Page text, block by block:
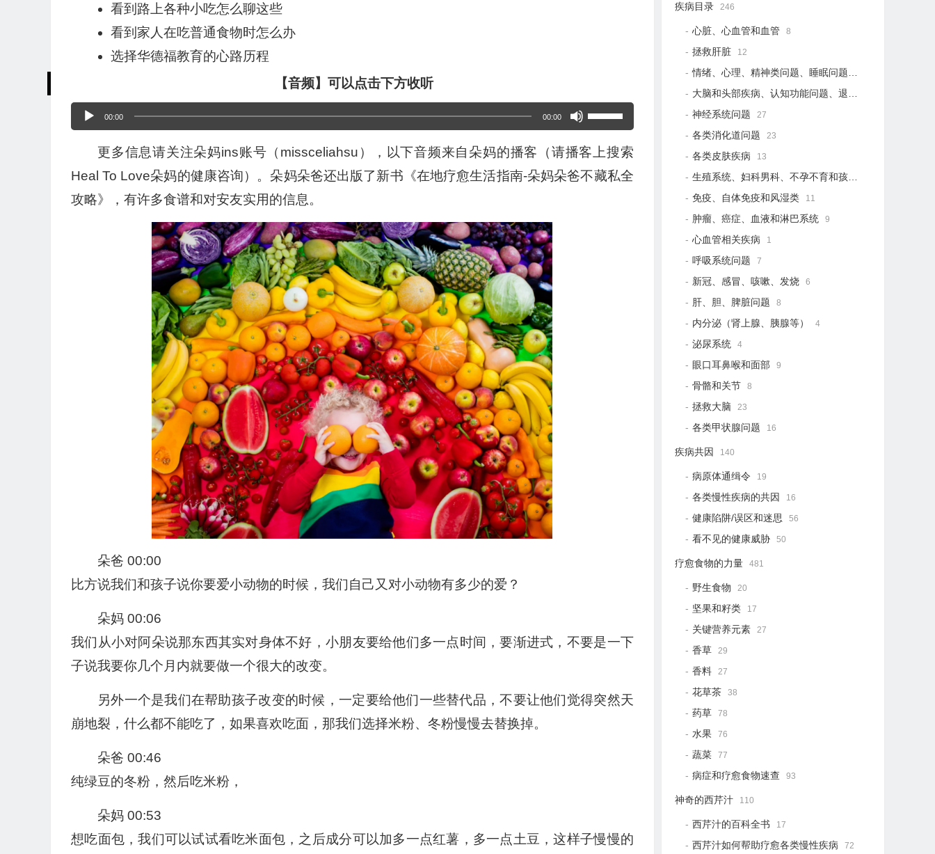
看到路上各种小吃怎么聊这些
看到家人在吃普通食物时怎么办
选择华德福教育的心路历程
【音频】可以点击下方收听
频
放
器
00:00 00:00
使
用
上
/
更多信息请关注朵妈ins账号（missceliahsu），以下音频来自朵妈的播客（请播客上搜索
Heal To Love朵妈的健康咨询）。朵妈朵爸还出版了新书《在地疗愈生活指南-朵妈朵爸不藏私全
攻略》，有许多食谱和对安友实用的信息。
朵爸 00:00
比方说我们和孩子说你要爱小动物的时候，我们自己又对小动物有多少的爱？
朵妈 00:06
我们从小对阿朵说那东西其实对身体不好，小朋友要给他们多一点时间，要渐进式，不要是一下
子说我要你几个月内就要做一个很大的改变。
另外一个是我们在帮助孩子改变的时候，一定要给他们一些替代品，不要让他们觉得突然天
崩地裂，什么都不能吃了，如果喜欢吃面，那我们选择米粉、冬粉慢慢去替换掉。
朵爸 00:46
纯绿豆的冬粉，然后吃米粉，
朵妈 00:53
想吃面包，我们可以试试看吃米面包，之后成分可以加多一点红薯，多一点土豆，这样子慢慢的
疾病目录 246
心脏、心血管和血管 8
拯救肝脏 12
情绪、心理、精神类问题、睡眠问题 18
大脑和头部疾病、认知功能问题、退行性疾病
神经系统问题 27
各类消化道问题 23
各类皮肤疾病 13
生殖系统、妇科男科、不孕不育和孩子健康
免疫、自体免疫和风湿类 11
肿瘤、癌症、血液和淋巴系统 9
心血管相关疾病 1
呼吸系统问题 7
新冠、感冒、咳嗽、发烧 6
肝、胆、脾脏问题 8
内分泌（肾上腺、胰腺等） 4
泌尿系统 4
眼口耳鼻喉和面部 9
骨骼和关节 8
拯救大脑 23
各类甲状腺问题 16
疾病共因 140
病原体通缉令 19
各类慢性疾病的共因 16
健康陷阱/误区和迷思 56
看不见的健康威胁 50
疗愈食物的力量 481
野生食物 20
坚果和籽类 17
关键营养元素 27
香草 29
香料 27
花草茶 38
药草 78
水果 76
蔬菜 77
病症和疗愈食物速查 93
神奇的西芹汁 110
西芹汁的百科全书 17
西芹汁如何帮助疗愈各类慢性疾病 72